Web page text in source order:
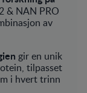
& NAN PRO
av
gir en unik
tilpasset
i hvert trinn